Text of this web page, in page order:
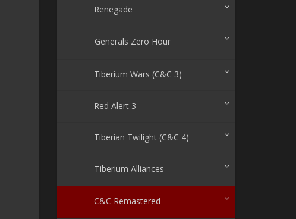
Renegade
Generals Zero Hour
Tiberium Wars (C&C 3)
Red Alert 3
Tiberian Twilight (C&C 4)
Tiberium Alliances
C&C Remastered